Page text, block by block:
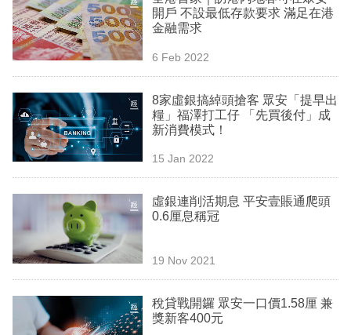
市
理
商
業
科
技
職
場
生
時
開戶 不設最低存款要求 滿足在港
金融需求
6 Feb 2022
8家虛銀搞綽頭搶客 眾安「提早出
糧」福澤打工仔 「先買後付」成
新消費模式！
15 Jan 2022
虛銀連削活期息 平安壹賬通爬頭
0.6厘息稱冠
19 Nov 2021
稅貸戰開鑼 眾安一口價1.58厘 兼
獎新客400元